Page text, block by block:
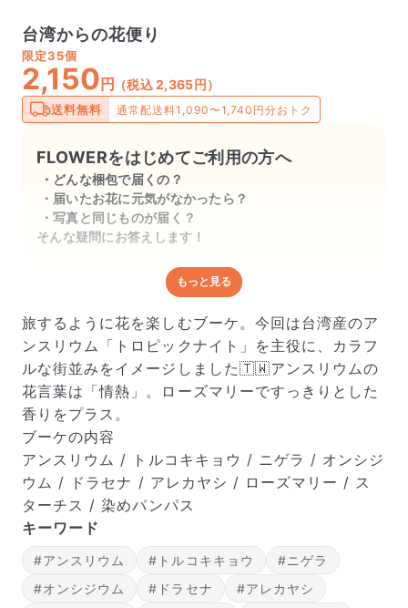
台湾からの花便り
限定35個
2,150 円 （税込 2,365円）
送料無料 通常配送料1,090〜1,740円分おトク
FLOWERをはじめてご利用の方へ
どんな梱包で届くの？
届いたお花に元気がなかったら？
写真と同じものが届く？
そんな疑問にお答えします！
どんな梱包で届くの？
出荷前に水揚げ（花が水を吸いやすくなる処理）を施
し、専用ボックスに丁寧に梱包してお届けしています。
きゅっとまとめられて一見窮屈そうに見えますが、輸送
中の衝撃による折れや擦れを軽減する効果があります。
もっと見る
旅するように花を楽しむブーケ。今回は台湾産のア
ンスリウム「トロピックナイト」を主役に、カラフ
ルな街並みをイメージしました🇹🇼アンスリウムの
花言葉は「情熱」。ローズマリーですっきりとした
香りをプラス。
ブーケの内容
アンスリウム / トルコキキョウ / ニゲラ / オンシジ
ウム / ドラセナ / アレカヤシ / ローズマリー / ス
ターチス / 染めパンパス
キーワード
#アンスリウム #トルコキキョウ
#ニゲラ
#オンシジウム
#ドラセナ
#アレカヤシ